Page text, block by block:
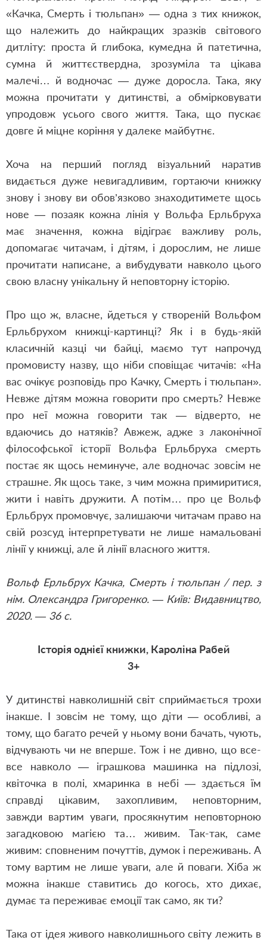
«Качка, Смерть і тюльпан» — одна з тих книжок,
що належить до найкращих зразків світового
дитліту: проста й глибока, кумедна й патетична,
сумна й життєствердна, зрозуміла та цікава
малечі… й водночас — дуже доросла. Така, яку
можна прочитати у дитинстві, а обмірковувати
упродовж усього свого життя. Така, що пускає
довге й міцне коріння у далеке майбутнє.
Хоча на перший погляд візуальний наратив
видається дуже невигадливим, гортаючи книжку
знову і знову ви обов’язково знаходитимете щось
нове — позаяк кожна лінія у Вольфа Ерльбруха
має значення, кожна відіграє важливу роль,
допомагає читачам, і дітям, і дорослим, не лише
прочитати написане, а вибудувати навколо цього
свою власну унікальну й неповторну історію.
Про що ж, власне, йдеться у створеній Вольфом
Ерльбрухом книжці-картинці? Як і в будь-якій
класичній казці чи байці, маємо тут напрочуд
промовисту назву, що ніби сповіщає читачів: «На
вас очікує розповідь про Качку, Смерть і тюльпан».
Невже дітям можна говорити про смерть? Невже
про неї можна говорити так — відверто, не
вдаючись до натяків? Авжеж, адже з лаконічної
філософської історії Вольфа Ерльбруха смерть
постає як щось неминуче, але водночас зовсім не
страшне. Як щось таке, з чим можна примиритися,
жити і навіть дружити. А потім… про це Вольф
Ерльбрух промовчує, залишаючи читачам право на
свій розсуд інтерпретувати не лише намальовані
лінії у книжці, але й лінії власного життя.
Вольф Ерльбрух Качка, Смерть і тюльпан / пер. з
нім. Олександра Григоренко. — Київ: Видавництво,
2020. — 36 с.
Історія однієї книжки, Кароліна Рабей
3+
У дитинстві навколишній світ сприймається трохи
інакше. І зовсім не тому, що діти — особливі, а
тому, що багато речей у ньому вони бачать, чують,
відчувають чи не вперше. Тож і не дивно, що все-
все навколо — іграшкова машинка на підлозі,
квіточка в полі, хмаринка в небі — здається їм
справді цікавим, захопливим, неповторним,
завжди вартим уваги, просякнутим неповторною
загадковою магією та… живим. Так-так, саме
живим: сповненим почуттів, думок і переживань. А
тому вартим не лише уваги, але й поваги. Хіба ж
можна інакше ставитись до когось, хто дихає,
думає та переживає емоції так само, як ти?
Така от ідея живого навколишнього світу лежить в